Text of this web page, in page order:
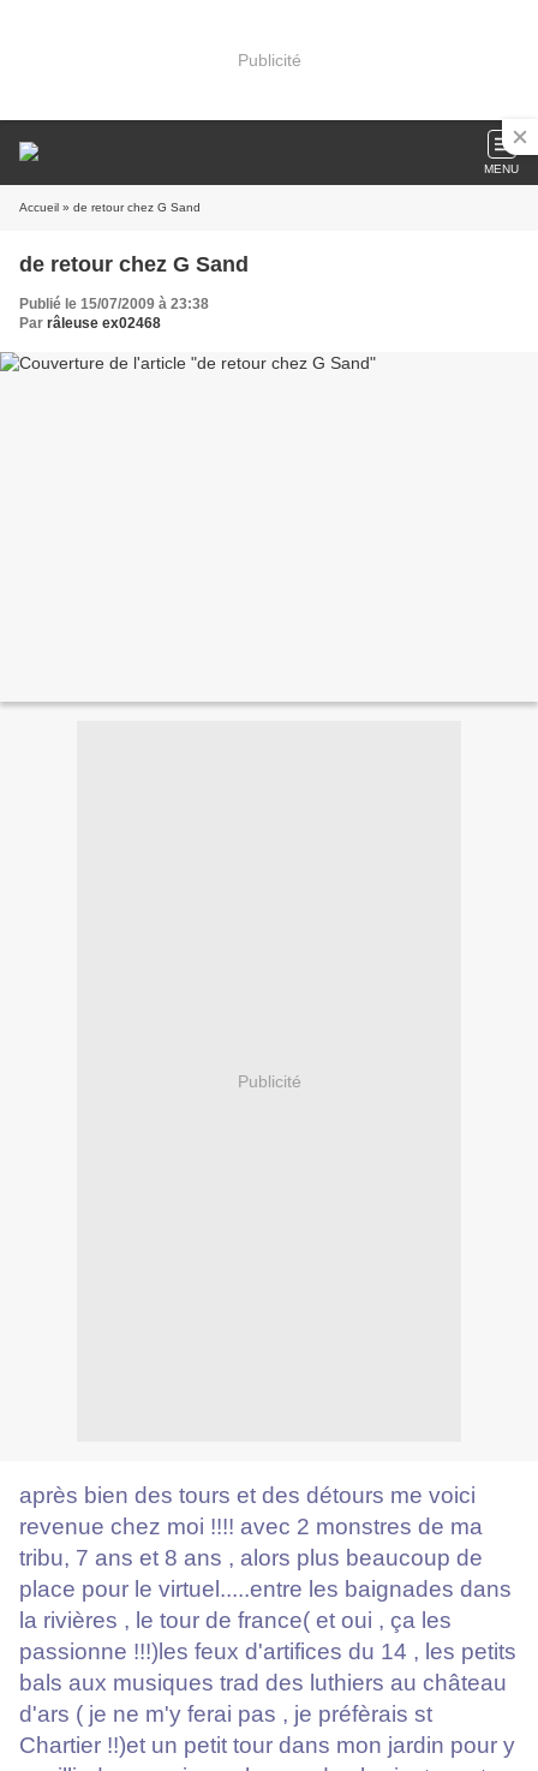
Publicité
MENU
Accueil » de retour chez G Sand
de retour chez G Sand
Publié le 15/07/2009 à 23:38
Par râleuse ex02468
Publicité
après bien des tours et des détours me voici
revenue chez moi !!!! avec 2 monstres de ma
tribu, 7 ans et 8 ans , alors plus beaucoup de
place pour le virtuel.....entre les baignades dans
la rivières , le tour de france( et oui , ça les
passionne !!!)les feux d'artifices du 14 , les petits
bals aux musiques trad des luthiers au château
d'ars ( je ne m'y ferai pas , je préfèrais st
Chartier !!)et un petit tour dans mon jardin pour y